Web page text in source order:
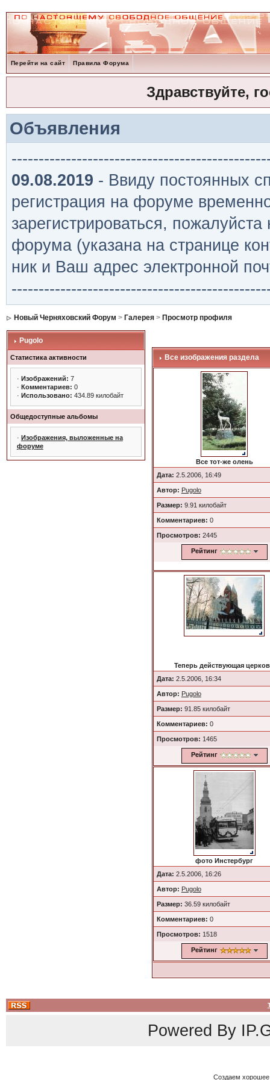
Перейти на сайт Правила Форума
Здравствуйте,
Объявления
09.08.2019 - Ввиду постоянных
регистрация на форуме
зарегистрироваться,
форума (указана на странице
ник и Ваш адрес электронной
Новый Черняховский Форум > Галерея> Просмотр профиля
Pugolo
Статистика активности
· Изображений: 7
· Комментариев: 0
· Использовано: 434.89 килобайт
Общедоступные альбомы
· Изображения, выложенные на
форуме
Все изображения раздела
Все тот-же олень
Дата: 2.5.2006, 16:49
Автор: Pugolo
Размер: 9.91 килобайт
Комментариев: 0
Просмотров: 2445
Рейтинг
Теперь действующая
Дата: 2.5.2006, 16:34
Автор: Pugolo
Размер: 91.85 килобайт
Комментариев: 0
Просмотров: 1465
Рейтинг
фото Инстербург
Дата: 2.5.2006, 16:26
Автор: Pugolo
Размер: 36.59 килобайт
Комментариев: 0
Просмотров: 1518
Рейтинг
Powered By
Создаем